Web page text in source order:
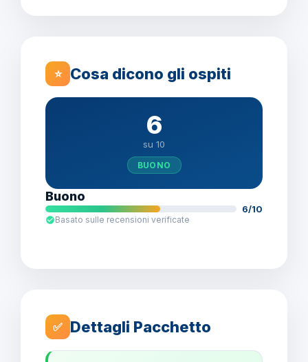
⭐ Cosa dicono gli ospiti
6
su 10
BUONO
Buono
6/10
Basato sulle recensioni verificate
✅ Dettagli Pacchetto